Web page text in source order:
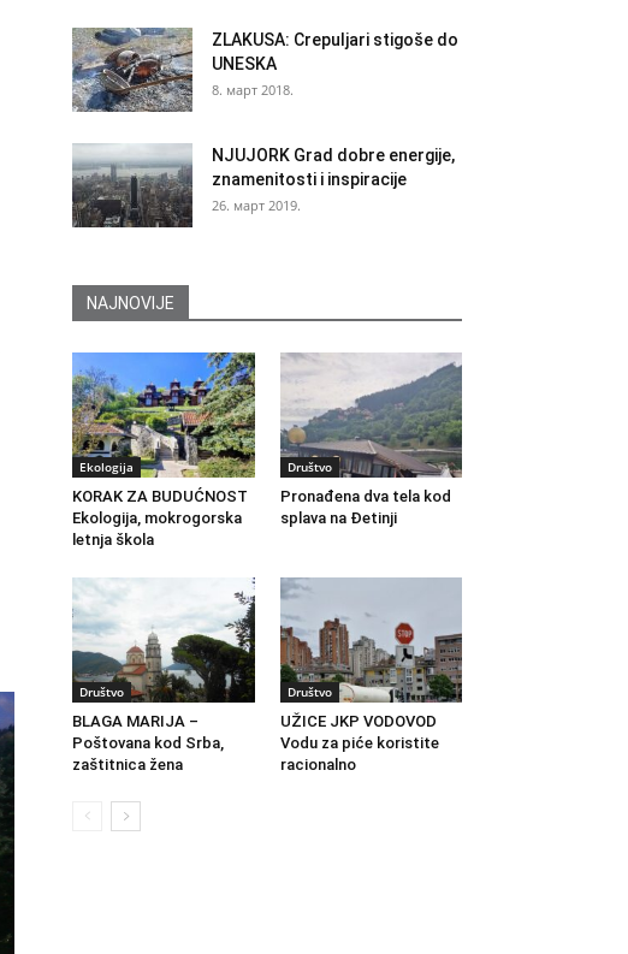
ZLAKUSA: Crepuljari stigoše do
UNESKA
8. март 2018.
NJUJORK Grad dobre energije,
znamenitosti i inspiracije
26. март 2019.
NAJNOVIJE
Ekologija
KORAK ZA BUDUĆNOST
Ekologija, mokrogorska
letnja škola
Društvo
Pronađena dva tela kod
splava na Đetinji
Društvo
BLAGA MARIJA –
Poštovana kod Srba,
zaštitnica žena
Društvo
UŽICE JKP VODOVOD
Vodu za piće koristite
racionalno